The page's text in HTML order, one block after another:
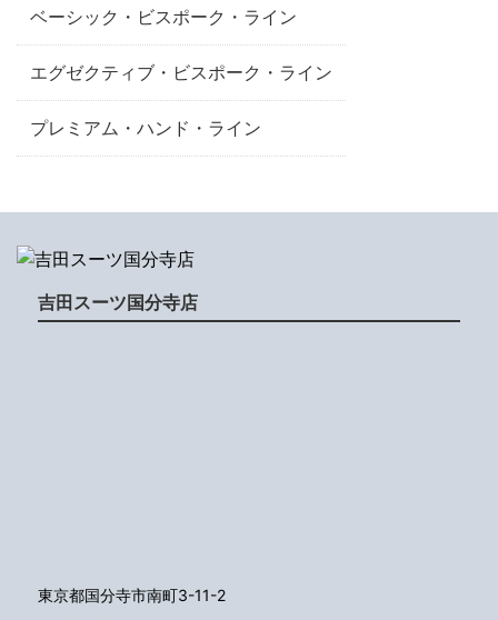
ベーシック・ビスポーク・ライン
エグゼクティブ・ビスポーク・ライン
プレミアム・ハンド・ライン
吉田スーツ国分寺店
東京都国分寺市南町3-11-2